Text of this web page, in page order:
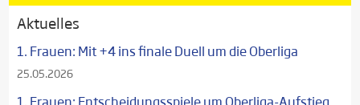
Aktuelles
1. Frauen: Mit +4 ins finale Duell um die Oberliga
25.05.2026